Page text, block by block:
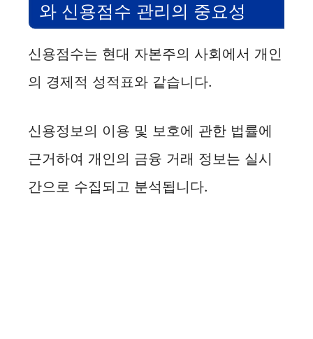
d
e
o
와 신용점수 관리의 중요성
신용점수는 현대 자본주의 사회에서 개인
의 경제적 성적표와 같습니다.
신용정보의 이용 및 보호에 관한 법률에
근거하여 개인의 금융 거래 정보는 실시
간으로 수집되고 분석됩니다.